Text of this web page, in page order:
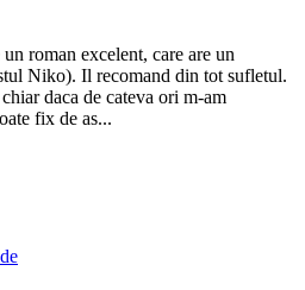
roman excelent, care are un
Niko). Il recomand din tot sufletul.
daca de cateva ori m-am
fix de as...